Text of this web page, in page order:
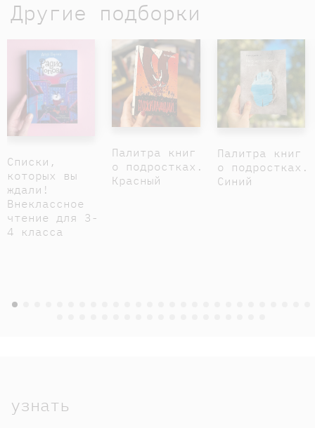
Другие подборки
Списки,
которых вы
ждали!
Внеклассное
чтение для 3-
4 класса
Палитра книг
о подростках.
Красный
Палитра книг
о подростках.
Синий
узнать